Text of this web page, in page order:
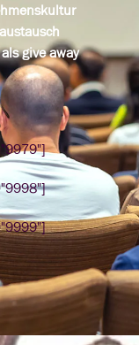
give away